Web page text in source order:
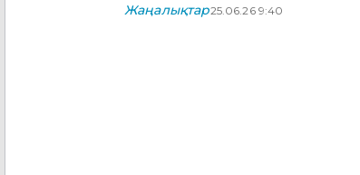
Жаңалықтар25.06.26 9:40